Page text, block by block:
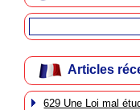
Articles
629 Une Loi mal